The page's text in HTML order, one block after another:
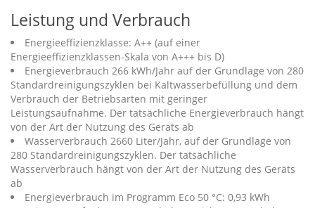
Leistung und Verbrauch
Energieeffizienzklasse: A++ (auf einer
Energieeffizienzklassen-Skala von A+++ bis D)
Energieverbrauch 266 kWh/Jahr auf der Grundlage von 280
Standardreinigungszyklen bei Kaltwasserbefüllung und dem
Verbrauch der Betriebsarten mit geringer
Leistungsaufnahme. Der tatsächliche Energieverbrauch hängt
von der Art der Nutzung des Geräts ab
Wasserverbrauch 2660 Liter/Jahr, auf der Grundlage von
280 Standardreinigungszyklen. Der tatsächliche
Wasserverbrauch hängt von der Art der Nutzung des Geräts
ab
Energieverbrauch im Programm Eco 50 °C: 0,93 kWh